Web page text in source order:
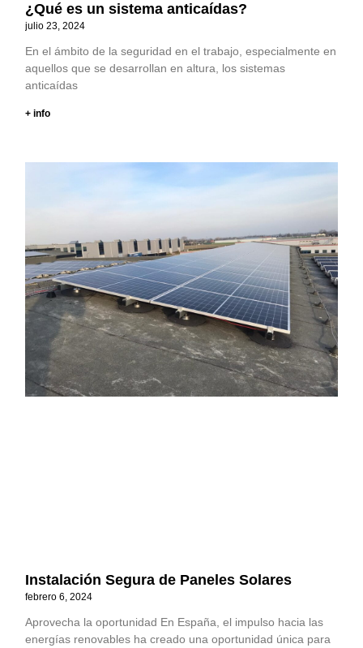
¿Qué es un sistema anticaídas?
julio 23, 2024
En el ámbito de la seguridad en el trabajo, especialmente en
aquellos que se desarrollan en altura, los sistemas
anticaídas
+ info
Instalación Segura de Paneles Solares
febrero 6, 2024
Aprovecha la oportunidad En España, el impulso hacia las
energías renovables ha creado una oportunidad única para